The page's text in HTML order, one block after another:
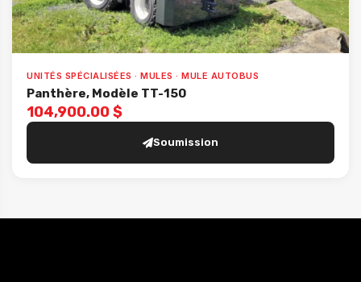
UNITÉS SPÉCIALISÉES · MULES · MULE AUTOBUS
Panthère, Modèle TT-150
104,900.00 $
Soumission